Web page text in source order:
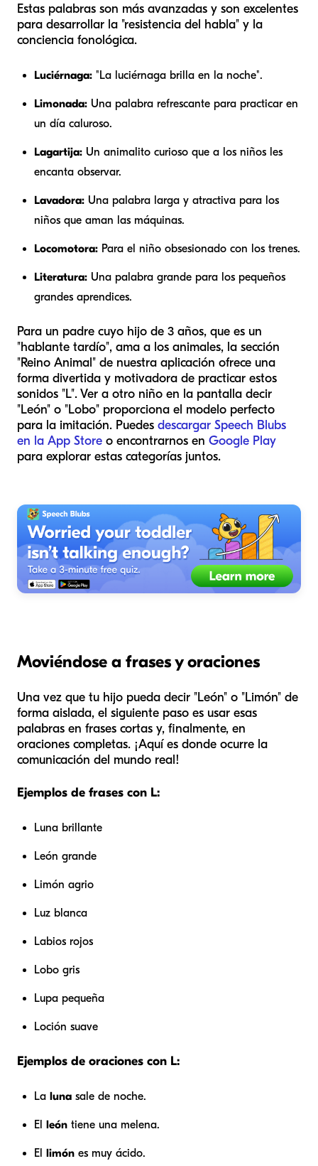
Estas palabras son más avanzadas y son excelentes
para desarrollar la "resistencia del habla" y la
conciencia fonológica.
Luciérnaga: "La luciérnaga brilla en la noche".
Limonada: Una palabra refrescante para practicar en
un día caluroso.
Lagartija: Un animalito curioso que a los niños les
encanta observar.
Lavadora: Una palabra larga y atractiva para los
niños que aman las máquinas.
Locomotora: Para el niño obsesionado con los trenes.
Literatura: Una palabra grande para los pequeños
grandes aprendices.
Para un padre cuyo hijo de 3 años, que es un
"hablante tardío", ama a los animales, la sección
"Reino Animal" de nuestra aplicación ofrece una
forma divertida y motivadora de practicar estos
sonidos "L". Ver a otro niño en la pantalla decir
"León" o "Lobo" proporciona el modelo perfecto
para la imitación. Puedes descargar Speech Blubs
en la App Store o encontrarnos en Google Play
para explorar estas categorías juntos.
Moviéndose a frases y oraciones
Una vez que tu hijo pueda decir "León" o "Limón" de
forma aislada, el siguiente paso es usar esas
palabras en frases cortas y, finalmente, en
oraciones completas. ¡Aquí es donde ocurre la
comunicación del mundo real!
Ejemplos de frases con L:
Luna brillante
León grande
Limón agrio
Luz blanca
Labios rojos
Lobo gris
Lupa pequeña
Loción suave
Ejemplos de oraciones con L:
La luna sale de noche.
El león tiene una melena.
El limón es muy ácido.